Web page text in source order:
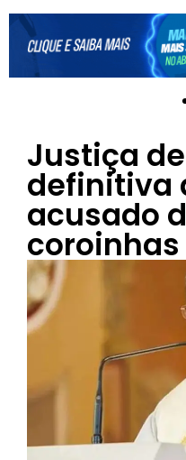
Justiça
definitiva
acusado
coroinhas